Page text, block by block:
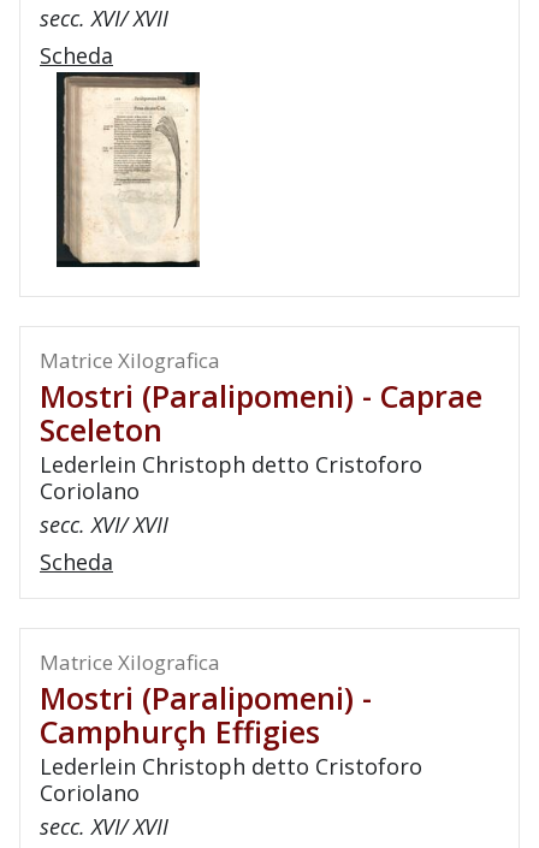
secc. XVI/ XVII
Scheda
Matrice Xilografica
Mostri (paralipomeni) - Caprae
Sceleton
Lederlein Christoph detto Cristoforo
Coriolano
secc. XVI/ XVII
Scheda
Matrice Xilografica
Mostri (paralipomeni) -
Camphurçh Effigies
Lederlein Christoph detto Cristoforo
Coriolano
secc. XVI/ XVII